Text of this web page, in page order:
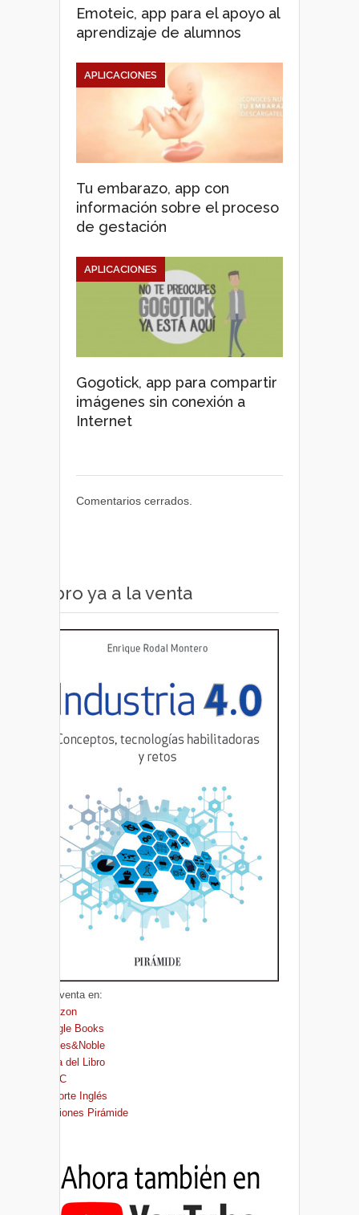
Emoteic, app para el apoyo al
aprendizaje de alumnos
Tu embarazo, app con
información sobre el proceso
de gestación
APLICACIONES
Gogotick, app para compartir
imágenes sin conexión a
Internet
APLICACIONES
Comentarios cerrados.
Libro ya a la venta
A la venta en:
Amazon
Google Books
Barnes&Noble
Casa del Libro
FNAC
El Corte Inglés
Ediciones Pirámide